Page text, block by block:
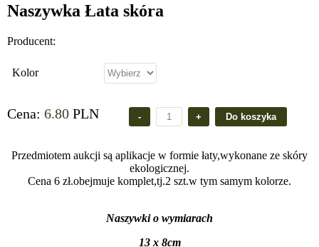
Naszywka Łata skóra
Producent:
Kolor
Cena: 6.80 PLN
Przedmiotem aukcji są aplikacje w formie łaty,wykonane ze skóry
ekologicznej.
Cena 6 zł.obejmuje komplet,tj.2 szt.w tym samym kolorze.
Naszywki o wymiarach
13 x 8cm